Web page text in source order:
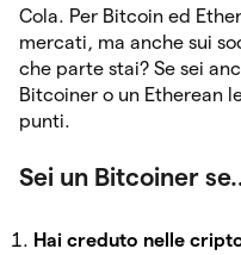
Cola. Per Bitcoin ed
mercati, ma anche sui
che parte stai? Se sei
Bitcoiner o un Etherean
punti.
Sei un Bitcoiner
Hai creduto nelle